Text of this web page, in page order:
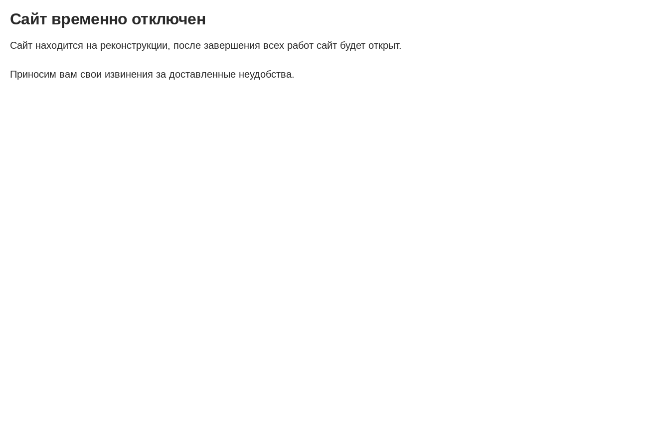
Сайт временно отключен
Сайт находится на реконструкции, после завершения всех работ сайт будет открыт.
Приносим вам свои извинения за доставленные неудобства.